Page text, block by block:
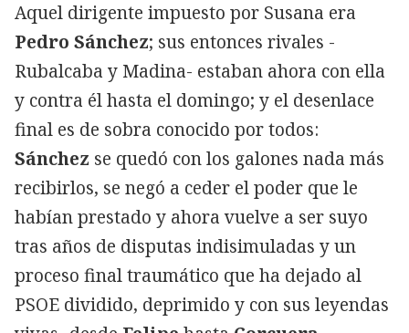
Aquel dirigente impuesto por Susana era
Pedro Sánchez; sus entonces rivales -
Rubalcaba y Madina- estaban ahora con ella
y contra él hasta el domingo; y el desenlace
final es de sobra conocido por todos:
Sánchez se quedó con los galones nada más
recibirlos, se negó a ceder el poder que le
habían prestado y ahora vuelve a ser suyo
tras años de disputas indisimuladas y un
proceso final traumático que ha dejado al
PSOE dividido, deprimido y con sus leyendas